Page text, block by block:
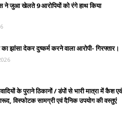
ने जुआ खेलते 9 आरोपियों को रंगे हाथ किया
का झांसा देकर दुष्कर्म करने वाला आरोपी- गिरफ्तार।
के पुराने ठिकानों / डंपों से भारी मात्रा में कैश एवं
विस्फोटक सामग्री एवं दैनिक उपयोग की वस्तुएं